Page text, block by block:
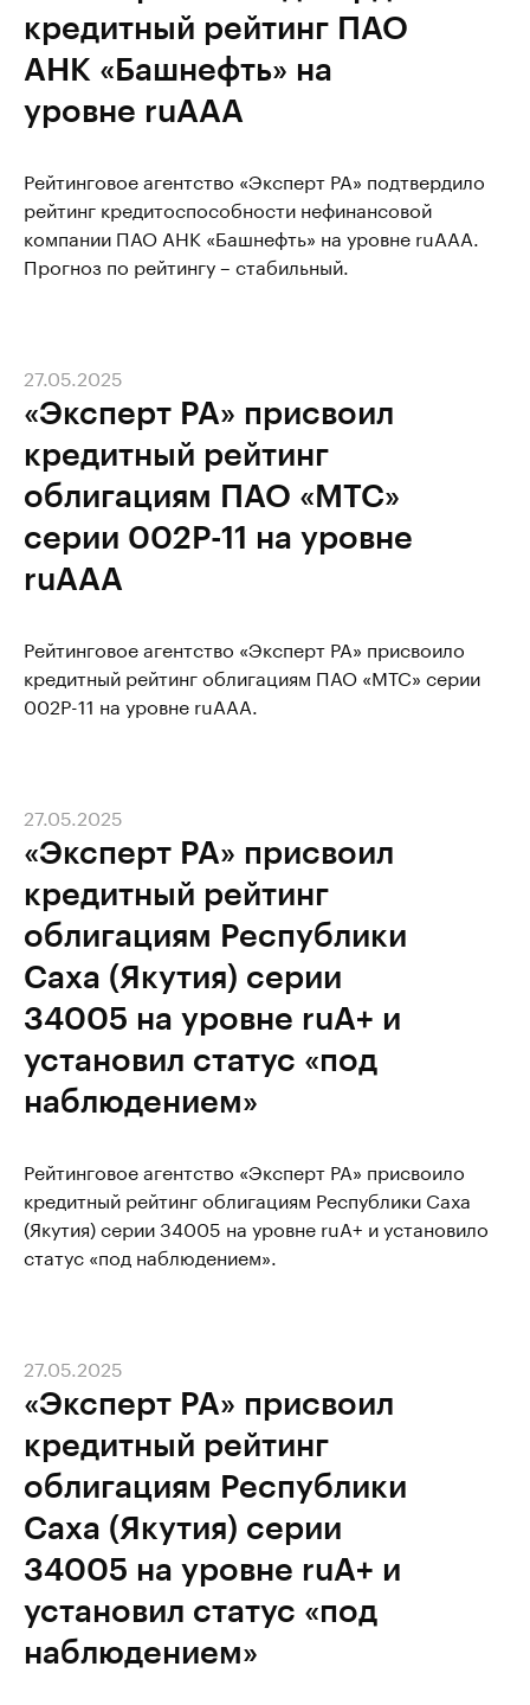
кредитный рейтинг ПАО
АНК «Башнефть» на
уровне ruAAА
Рейтинговое агентство «Эксперт РА» подтвердило
рейтинг кредитоспособности нефинансовой
компании ПАО АНК «Башнефть» на уровне ruAAА.
Прогноз по рейтингу – стабильный.
«Эксперт РА» присвоил
кредитный рейтинг
облигациям ПАО «МТС»
серии 002Р-11 на уровне
ruAAA
27.05.2025
Рейтинговое агентство «Эксперт РА» присвоило
кредитный рейтинг облигациям ПАО «МТС» серии
002Р-11 на уровне ruAAA.
«Эксперт РА» присвоил
кредитный рейтинг
облигациям Республики
Саха (Якутия) серии
34005 на уровне ruА+ и
установил статус «под
наблюдением»
27.05.2025
Рейтинговое агентство «Эксперт РА» присвоило
кредитный рейтинг облигациям Республики Саха
(Якутия) серии 34005 на уровне ruА+ и установило
статус «под наблюдением».
«Эксперт РА» присвоил
кредитный рейтинг
облигациям Республики
Саха (Якутия) серии
34005 на уровне ruА+ и
установил статус «под
наблюдением»
27.05.2025